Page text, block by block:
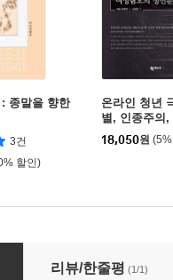
종말을 향한
3건
할인)
온라인 청년
별, 인종주의,
정신분석
18,050원
리뷰/한줄평 (1/1)